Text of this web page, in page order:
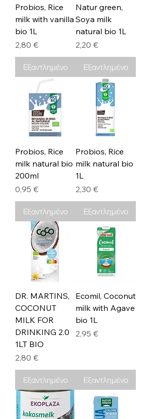
Probios, Rice
milk with vanilla
bio 1L
Τιμή
2,80 €
Εξαντλημένο
Natur green,
Soya milk
natural bio 1L
Τιμή
2,20 €
Εξαντλημένο
Probios, Rice
milk natural bio
200ml
Τιμή
0,95 €
Εξαντλημένο
Probios, Rice
milk natural bio
1L
Τιμή
2,30 €
Εξαντλημένο
DR. MARTINS,
COCONUT
MILK FOR
DRINKING 2.0
1LT BIO
Τιμή
2,80 €
Εξαντλημένο
Ecomil, Coconut
milk with Agave
bio 1L
Τιμή
2,95 €
Εξαντλημένο